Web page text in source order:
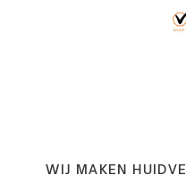
WIJ MAKEN